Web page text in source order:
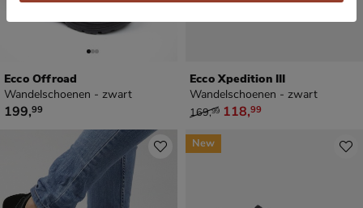
Ecco Offroad
Wandelschoenen - zwart
€ 199,99
199,99
Ecco Xpedition III
Wandelschoenen - zwart
van € 169,99 voor € 118,99
169,99 118,99
New